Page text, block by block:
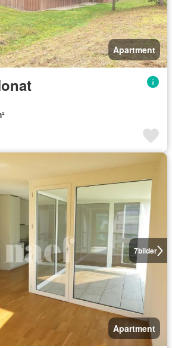
Apartment
7bilder
Apartment